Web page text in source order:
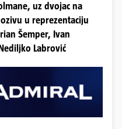
uz dvojac na
u reprezentaciju
Šemper, Ivan
Labrović